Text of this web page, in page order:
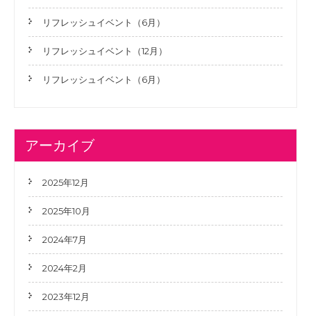
リフレッシュイベント（6月）
リフレッシュイベント（12月）
リフレッシュイベント（6月）
アーカイブ
2025年12月
2025年10月
2024年7月
2024年2月
2023年12月